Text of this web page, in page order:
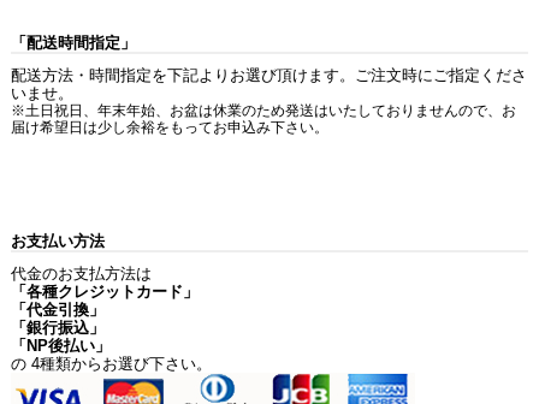
「配送時間指定」
配送方法・時間指定を下記よりお選び頂けます。ご注文時にご指定くださ
いませ。
※土日祝日、年末年始、お盆は休業のため発送はいたしておりませんので、お
届け希望日は少し余裕をもってお申込み下さい。
お支払い方法
代金のお支払方法は
「各種クレジットカード」
「代金引換」
「銀行振込」
「NP後払い」
の 4種類からお選び下さい。